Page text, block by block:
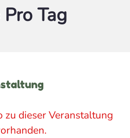
Tag
zu dieser Veranstaltung